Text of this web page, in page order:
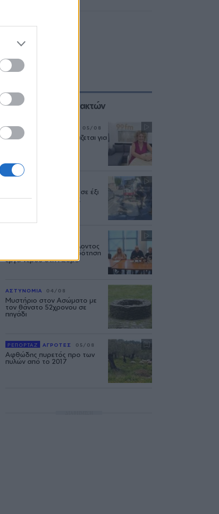
Επιλογές των Συντακτών
ΣΥΝΕΝΤΕΥΞΗ 05/08
«Η ασφάλεια δεν θυσιάζεται για
Διακοπή υδροδότησης σε έξι
περιοχές της Μυτιλήνης
Το Υπουργείο Περιβάλλοντος
άφησε χωρίς χρηματοδότηση
έργα νερού στη Λέσβο
ΑΣΤΥΝΟΜΙΑ 04/08
Μυστήριο στον Ασώματο με
τον θάνατο 52χρονου σε
πηγάδι
ΡΕΠΟΡΤΑΖ ΑΓΡΟΤΕΣ 05/08
Αφθώδης πυρετός προ των
πυλών από το 2017